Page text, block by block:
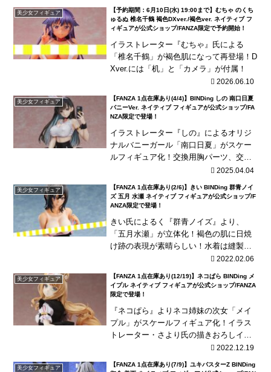
美少女フィギュア
【予約期間：6月10日(水) 19:00まで】むちゃ のくち
ゅるぬ 椎名千鶴 褐色DXver./褐色ver. ネイティブ フ
ィギュアが公式ショップ/FANZA限定で予約開始！
イラストレーター『むちゃ』氏による
「椎名千鶴」が褐色肌になって再登場！D
Xver.には「机」と「カメラ」が付属！
2026.06.10
美少女フィギュア
【FANZA 1点在庫あり(4/4)】BINDing しの 南口日夏
バニーVer. ネイティブ フィギュアが公式ショップ/FA
NZA限定で登場！
イラストレーター『しの』によるオリジ
ナルバニーガール「南口日夏」がスケー
ルフィギュア化！交換用胸パーツ、交換
用股間パーツ、ミラー台座などが付属！
2025.04.04
美少女フィギュア
【FANZA 1点在庫あり(2/6)】きい BINDing 群青ノイ
ズ 五月 水瀬 ネイティブ フィギュアが公式ショップ/F
ANZA限定で登場！
きい氏によるく『群青ノイズ』より、
「五月水瀬」が立体化！褐色の肌に日焼
け跡の表現が素晴らしい！水着は縫製で
再現、様々な着せ方が可能！ 2022.02.06
美少女フィギュア
【FANZA 1点在庫あり(12/19)】ネコぱら BINDing メ
イプル ネイティブ フィギュアが公式ショップ/FANZA
限定で登場！
『ネコぱら』よりネコ姉妹の次女「メイ
プル」がスケールフィギュア化！イラス
トレーター・さより氏の描きおろしイラ
ストを完全再現！ソレイユの制服はキャ
2022.12.19
美少女フィギュア
【FANZA 1点在庫あり(7/9)】ユキバスターZ BINDing